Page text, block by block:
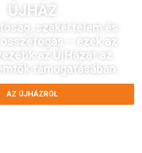
ÚJHÁZ
szakértelem és
– ezek az
az ÚjHázat az
támogatásában.
AZ ÚJHÁZRÓL